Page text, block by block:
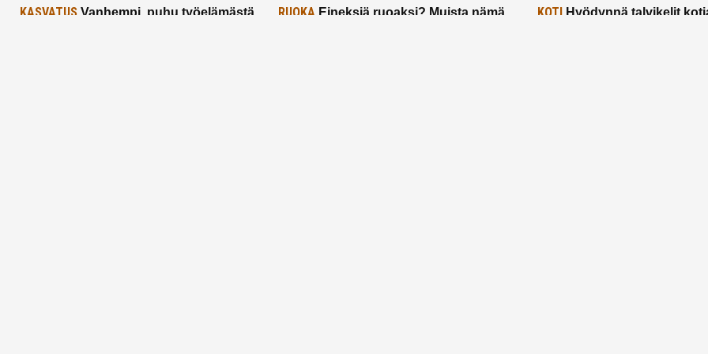
KASVATUS Vanhempi, puhu työelämästä
RUOKA Eineksiä ruoaksi? Muista nämä
KOTIHyödynnä talvikelit